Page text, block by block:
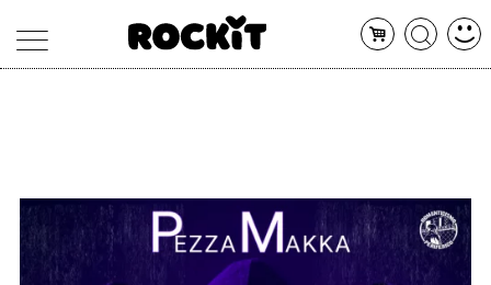
ARTISTI
CONCERTI
SHOP
RADIO